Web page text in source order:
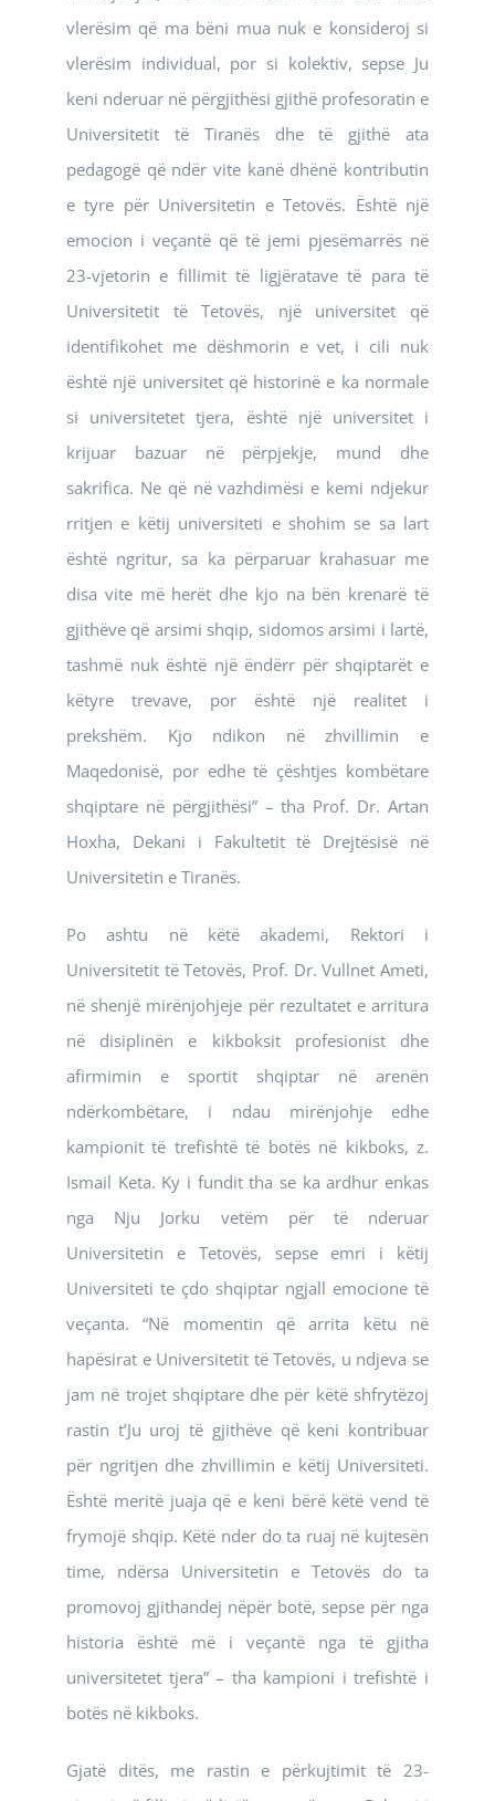
vlerësim që ma bëni mua nuk e konsideroj si
vlerësim individual, por si kolektiv, sepse Ju
keni nderuar në përgjithësi gjithë profesoratin e
Universitetit të Tiranës dhe të gjithë ata
pedagogë që ndër vite kanë dhënë kontributin
e tyre për Universitetin e Tetovës. Është një
emocion i veçantë që të jemi pjesëmarrës në
23-vjetorin e fillimit të ligjëratave të para të
Universitetit të Tetovës, një universitet që
identifikohet me dëshmorin e vet, i cili nuk
është një universitet që historinë e ka normale
si universitetet tjera, është një universitet i
krijuar bazuar në përpjekje, mund dhe
sakrifica. Ne që në vazhdimësi e kemi ndjekur
rritjen e këtij universiteti e shohim se sa lart
është ngritur, sa ka përparuar krahasuar me
disa vite më herët dhe kjo na bën krenarë të
gjithëve që arsimi shqip, sidomos arsimi i lartë,
tashmë nuk është një ëndërr për shqiptarët e
këtyre trevave, por është një realitet i
prekshëm. Kjo ndikon në zhvillimin e
Maqedonisë, por edhe të çështjes kombëtare
shqiptare në përgjithësi” – tha Prof. Dr. Artan
Hoxha, Dekani i Fakultetit të Drejtësisë në
Universitetin e Tiranës.
Po ashtu në këtë akademi, Rektori i
Universitetit të Tetovës, Prof. Dr. Vullnet Ameti,
në shenjë mirënjohjeje për rezultatet e arritura
në disiplinën e kikboksit profesionist dhe
afirmimin e sportit shqiptar në arenën
ndërkombëtare, i ndau mirënjohje edhe
kampionit të trefishtë të botës në kikboks, z.
Ismail Keta. Ky i fundit tha se ka ardhur enkas
nga Nju Jorku vetëm për të nderuar
Universitetin e Tetovës, sepse emri i këtij
Universiteti te çdo shqiptar ngjall emocione të
veçanta. “Në momentin që arrita këtu në
hapësirat e Universitetit të Tetovës, u ndjeva se
jam në trojet shqiptare dhe për këtë shfrytëzoj
rastin t’Ju uroj të gjithëve që keni kontribuar
për ngritjen dhe zhvillimin e këtij Universiteti.
Është meritë juaja që e keni bërë këtë vend të
frymojë shqip. Këtë nder do ta ruaj në kujtesën
time, ndërsa Universitetin e Tetovës do ta
promovoj gjithandej nëpër botë, sepse për nga
historia është më i veçantë nga të gjitha
universitetet tjera” – tha kampioni i trefishtë i
botës në kikboks.
Gjatë ditës, me rastin e përkujtimit të 23-